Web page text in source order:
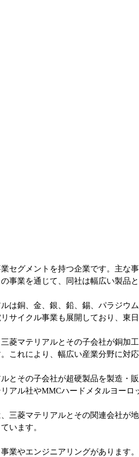
セグメントを持つ企業です。主な
事業を通じて、同社は幅広い製品
は銅、金、銀、鉛、錫、パラジウ
サイクル事業も展開しており、東
菱マテリアルとその子会社が銅加
これにより、幅広い産業分野に対
とその子会社が超硬製品を製造・
アル社やMMCハードメタルヨーロ
三菱マテリアルとその関連会社が
います。
業やエンジニアリングがあります